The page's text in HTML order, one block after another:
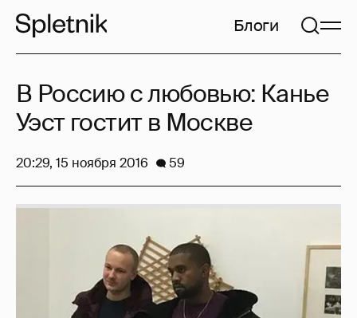
Блоги
В Россию с любовью: Канье
Уэст гостит в Москве
20:29, 15 ноября 2016 59